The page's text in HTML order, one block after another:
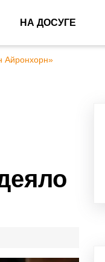
НА ДОСУГЕ
Айронхорн»